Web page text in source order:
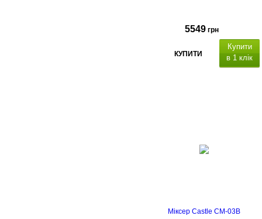
5549 грн
КУПИТИ
Купити
в 1 клік
Міксер Castle CM-03B